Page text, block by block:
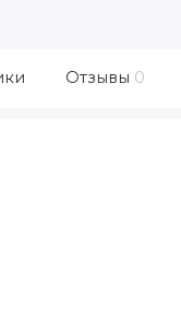
Отзывы 0